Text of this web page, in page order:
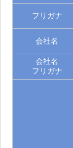
フリガナ
会社名
会社名
フリガナ